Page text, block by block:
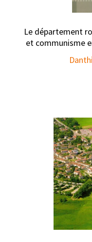
Le département
et communisme